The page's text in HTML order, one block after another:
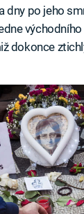
dny po jeho
dokonce